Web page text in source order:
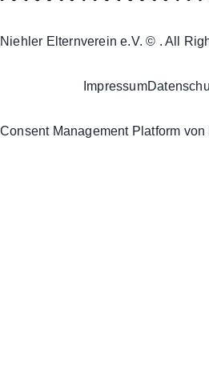
Niehler Elternverein e.V. © . All
Impressum
Consent Management Platform